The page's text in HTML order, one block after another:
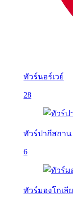
ทัวร์นอร์เวย์
28
ทัวร์ปากีสถาน
6
ทัวร์มองโกเลีย